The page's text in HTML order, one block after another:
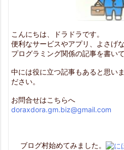
こんにちは、ドラドラです。
便利なサービスやアプリ、よさげ
プログラミング関係の記事を書いて
中には役に立つ記事もあると思い
ださい。
お問合せはこちらへ
doraxdora.gm.biz@gmail.com
ブログ村始めてみました。